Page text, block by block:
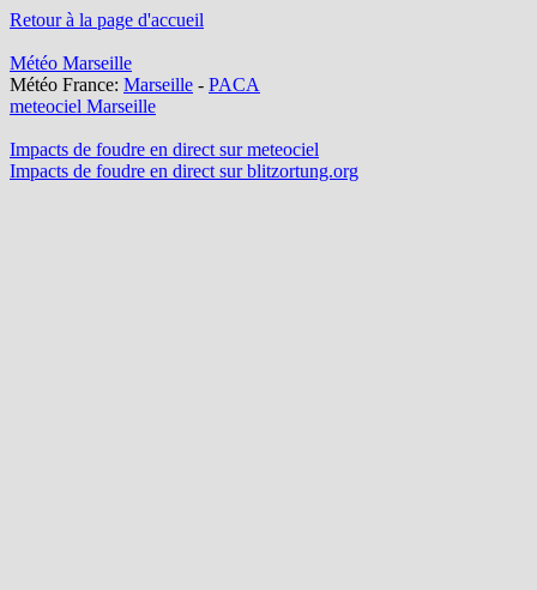
Retour à la page d'accueil
Météo Marseille
Météo France: Marseille - PACA
meteociel Marseille
Impacts de foudre en direct sur meteociel
Impacts de foudre en direct sur blitzortung.org